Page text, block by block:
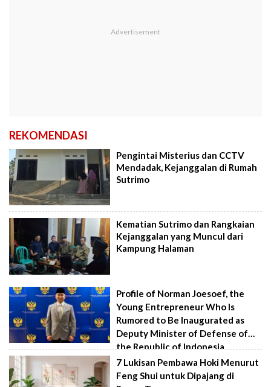
REKOMENDASI
Pengintai Misterius dan CCTV
Mendadak, Kejanggalan di Rumah
Sutrimo
Kematian Sutrimo dan Rangkaian
Kejanggalan yang Muncul dari
Kampung Halaman
Profile of Norman Joesoef, the
Young Entrepreneur Who Is
Rumored to Be Inaugurated as
Deputy Minister of Defense of
the Republic of Indonesia
7 Lukisan Pembawa Hoki Menurut
Feng Shui untuk Dipajang di